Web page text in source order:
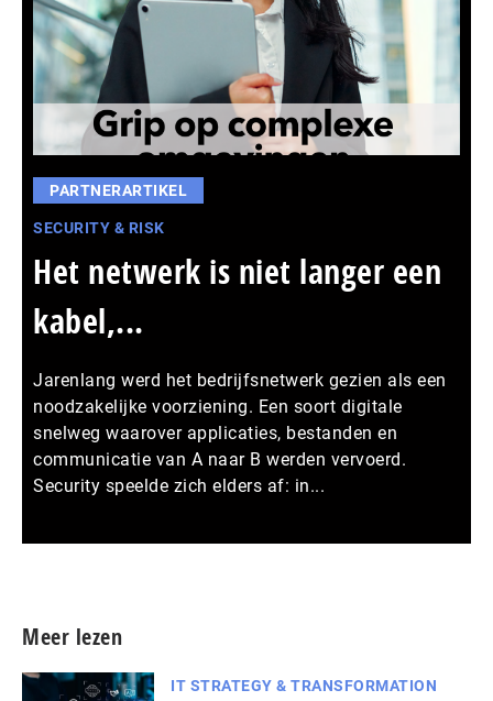
PARTNERARTIKEL
SECURITY & RISK
Het netwerk is niet langer een
kabel,...
Jarenlang werd het bedrijfsnetwerk gezien als een
noodzakelijke voorziening. Een soort digitale
snelweg waarover applicaties, bestanden en
communicatie van A naar B werden vervoerd.
Security speelde zich elders af: in...
Meer lezen
IT STRATEGY & TRANSFORMATION